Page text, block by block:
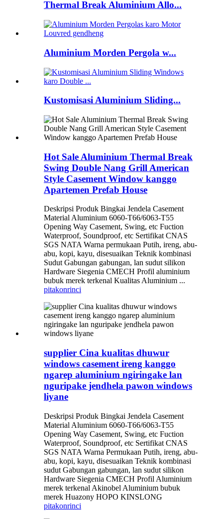
Thermal Break Aluminium Allo...
Aluminium Morden Pergola w...
Kustomisasi Aluminium Sliding...
Hot Sale Aluminium Thermal Break
Swing Double Nang Grill American
Style Casement Window kanggo
Apartemen Prefab House
Deskripsi Produk Bingkai Jendela Casement
Material Aluminium 6060-T66/6063-T55
Opening Way Casement, Swing, etc Fuction
Waterproof, Soundproof, etc Sertifikat CNAS
SGS NATA Warna permukaan Putih, ireng, abu-
abu, kopi, kayu, disesuaikan Teknik kombinasi
Sudut Gabungan gabungan, lan sudut silikon
Hardware Siegenia CMECH Profil aluminium
bubuk merek terkenal Kualitas Aluminium ...
pitakonrinci
supplier Cina kualitas dhuwur
windows casement ireng kanggo
ngarep aluminium ngiringake lan
nguripake jendhela pawon windows
liyane
Deskripsi Produk Bingkai Jendela Casement
Material Aluminium 6060-T66/6063-T55
Opening Way Casement, Swing, etc Fuction
Waterproof, Soundproof, etc Sertifikat CNAS
SGS NATA Warna Permukaan Putih, ireng, abu-
abu, kopi, kayu, disesuaikan Teknik kombinasi
sudut Gabungan gabungan, lan sudut silikon
Hardware Siegenia CMECH Profil Aluminium
merek terkenal Akinobel Aluminium bubuk
merek Huazony HOPO KINSLONG
pitakonrinci